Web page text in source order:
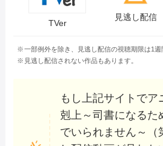
TVer
見逃し配信
一部例外を除き、見逃し配信の視聴期限は1週
見逃し配信されない作品もあります。
もし上記サイトでア
剋上～司書になるた
でいられません～（